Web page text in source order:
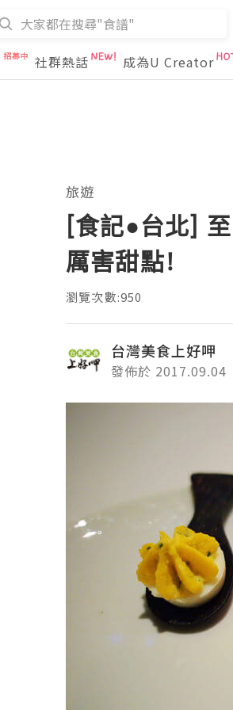
社群熱話 成為U Creator
旅遊
[食記●台北]
厲害甜點!
瀏覽次數:950
台灣美食上好呷
發佈於 2017.09.04